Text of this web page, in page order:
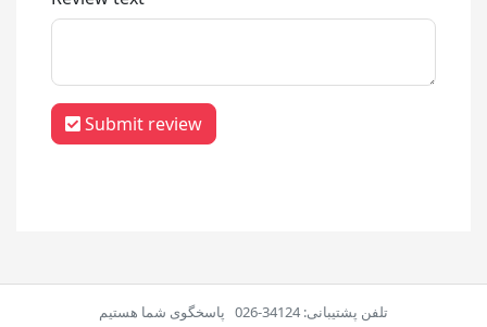
Submit review
تلفن پشتیبانی: 34124-026 پاسخگوی شما هستیم